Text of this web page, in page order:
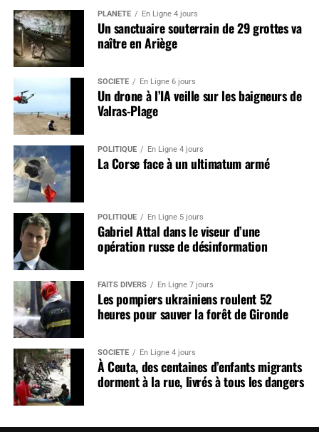
PLANÈTE En Ligne 4 jours
Un sanctuaire souterrain de 29 grottes va
naître en Ariège
SOCIÉTÉ En Ligne 6 jours
Un drone à l’IA veille sur les baigneurs de
Valras-Plage
POLITIQUE En Ligne 4 jours
La Corse face à un ultimatum armé
POLITIQUE En Ligne 5 jours
Gabriel Attal dans le viseur d’une
opération russe de désinformation
FAITS DIVERS En Ligne 7 jours
Les pompiers ukrainiens roulent 52
heures pour sauver la forêt de Gironde
SOCIÉTÉ En Ligne 4 jours
À Ceuta, des centaines d’enfants migrants
dorment à la rue, livrés à tous les dangers